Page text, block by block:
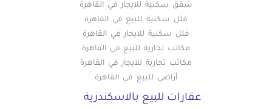
شقق سكنية للايجار في القاهرة
فلل سكنية للبيع في القاهرة
فلل سكنية للايجار في القاهرة
مكاتب تجارية للبيع في القاهرة
مكاتب تجارية للايجار في القاهرة
أراضي للبيع في القاهرة
عقارات للبيع بالاسكندرية